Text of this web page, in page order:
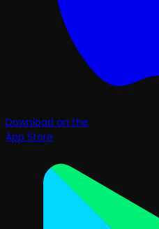
Download on the
App Store